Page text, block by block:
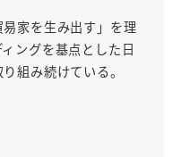
易家を生み出す」を理
ングを基点とした日
組み続けている。